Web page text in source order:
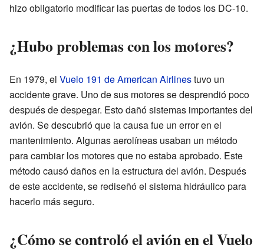
hizo obligatorio modificar las puertas de todos los DC-10.
¿Hubo problemas con los motores?
En 1979, el Vuelo 191 de American Airlinestuvo un
accidente grave. Uno de sus motores se desprendió poco
después de despegar. Esto dañó sistemas importantes del
avión. Se descubrió que la causa fue un error en el
mantenimiento. Algunas aerolíneas usaban un método
para cambiar los motores que no estaba aprobado. Este
método causó daños en la estructura del avión. Después
de este accidente, se rediseñó el sistema hidráulico para
hacerlo más seguro.
¿Cómo se controló el avión en el Vuelo